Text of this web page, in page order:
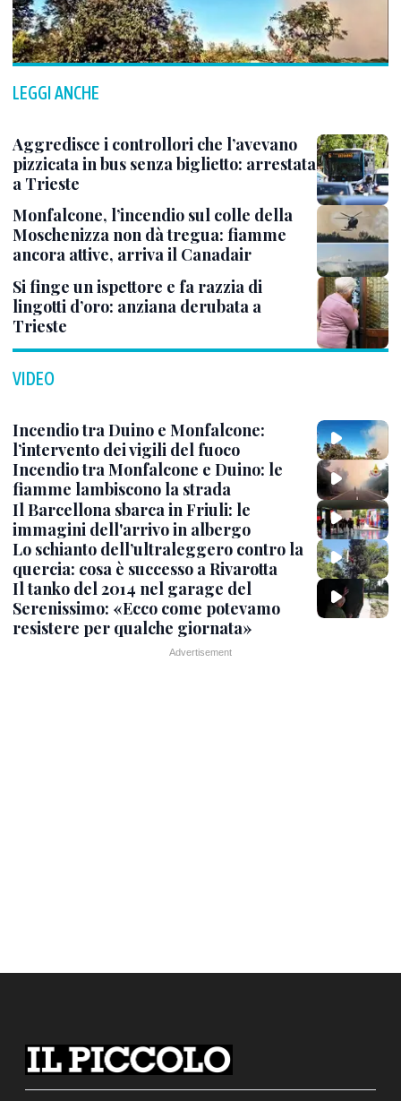
LEGGI ANCHE
Aggredisce i controllori che l’avevano
pizzicata in bus senza biglietto: arrestata
a Trieste
Monfalcone, l’incendio sul colle della
Moschenizza non dà tregua: fiamme
ancora attive, arriva il Canadair
Si finge un ispettore e fa razzia di
lingotti d’oro: anziana derubata a
Trieste
VIDEO
Incendio tra Duino e Monfalcone:
l’intervento dei vigili del fuoco
Incendio tra Monfalcone e Duino: le
fiamme lambiscono la strada
Il Barcellona sbarca in Friuli: le
immagini dell'arrivo in albergo
Lo schianto dell’ultraleggero contro la
quercia: cosa è successo a Rivarotta
Il tanko del 2014 nel garage del
Serenissimo: «Ecco come potevamo
resistere per qualche giornata»